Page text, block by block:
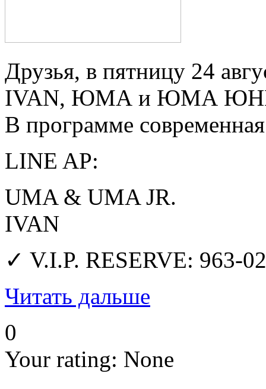
Друзья, в пятницу 24
IVAN, ЮМА и ЮМА
В программе
LINE AP:
UMA & UMA JR.
IVAN
✓ V.I.P. RESERVE: 963-
Читать дальше
0
Your rating: None